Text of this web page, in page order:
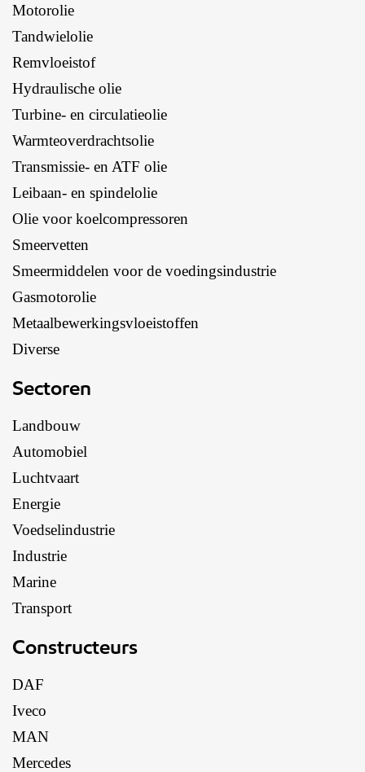
Motorolie
Tandwielolie
Remvloeistof
Hydraulische olie
Turbine- en circulatieolie
Warmteoverdrachtsolie
Transmissie- en ATF olie
Leibaan- en spindelolie
Olie voor koelcompressoren
Smeervetten
Smeermiddelen voor de voedingsindustrie
Gasmotorolie
Metaalbewerkingsvloeistoffen
Diverse
Sectoren
Landbouw
Automobiel
Luchtvaart
Energie
Voedselindustrie
Industrie
Marine
Transport
Constructeurs
DAF
Iveco
MAN
Mercedes